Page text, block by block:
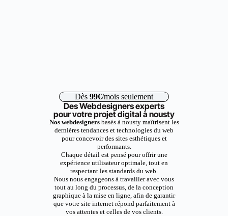
Dès 99€/mois seulement
Des Webdesigners experts
pour votre projet digital à nousty
Nos webdesignersbasés à nousty maîtrisent les
dernières tendances et technologies du web
pour concevoir des sites esthétiques et
performants.
Chaque détail est pensé pour offrir une
expérience utilisateur optimale, tout en
respectant les standards du web.
Nous nous engageons à travailler avec vous
tout au long du processus, de la conception
graphique à la mise en ligne, afin de garantir
que votre site internet répond parfaitement à
vos attentes et celles de vos clients.